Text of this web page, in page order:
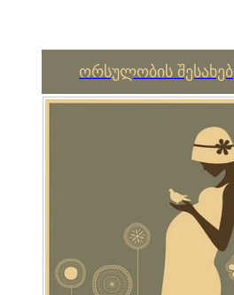
ორსულობის შესახებ